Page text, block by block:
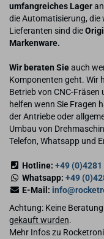
umfangreiches Lager
die Automatisierung, die
Lieferanten sind die
Markenware.
Wir beraten Sieauch
Komponenten geht. Wir
Betrieb von CNC-
helfen wenn Sie Fragen
der Antriebe oder
Umbau von
Telefon, Whatsapp und
Hotline: +49 (0)4281
Whatsapp: +49
E-Mail:
Achtung: Keine
gekauft wurden.
Mehr Infos zu